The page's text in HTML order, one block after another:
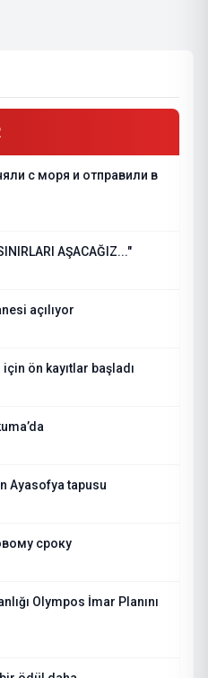
с моря и отправили в
AŞACAĞIZ..."
açılıyor
için ön kayıtlar başladı
Ayasofya tapusu
сроку
Olympos İmar Planını